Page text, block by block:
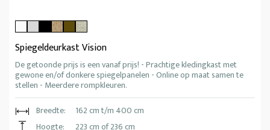
Spiegeldeurkast Vision
De getoonde prijs is een vanaf prijs! - Prachtige kledingkast met
gewone en/of donkere spiegelpanelen - Online op maat samen te
stellen - Meerdere rompkleuren.
Breedte:
162 cm t/m 400 cm
Hoogte:
223 cm of 236 cm